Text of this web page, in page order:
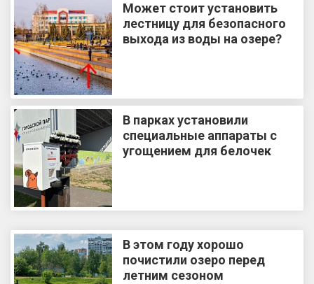
Может стоит установить
лестницу для безопасного
выхода из воды на озере?
В парках установили
специальные аппараты с
угощением для белочек
В этом году хорошо
почистили озеро перед
летним сезоном